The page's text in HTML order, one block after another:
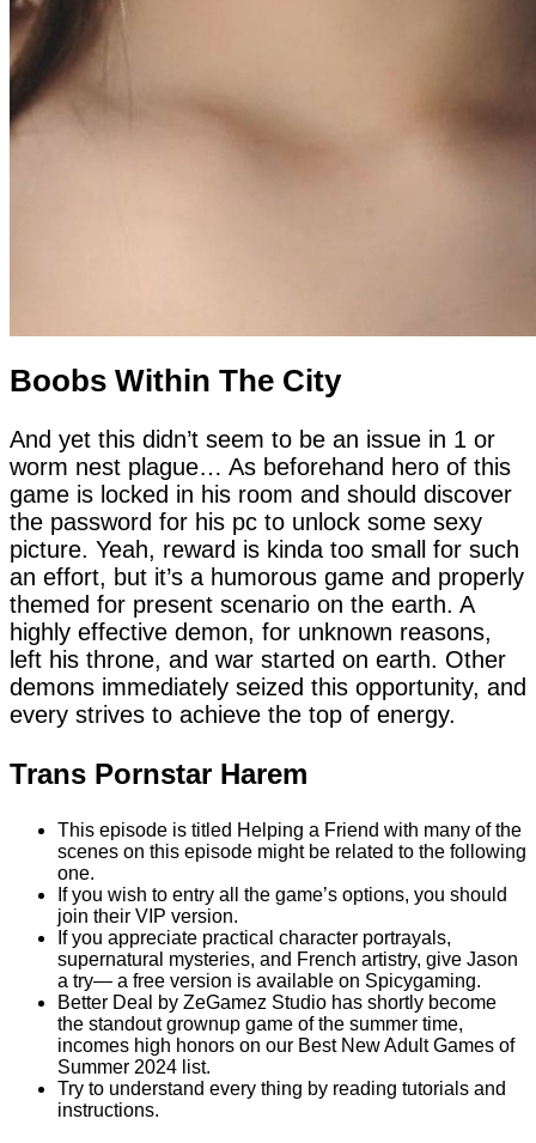
Boobs Within The City
And yet this didn’t seem to be an issue in 1 or
worm nest plague… As beforehand hero of this
game is locked in his room and should discover
the password for his pc to unlock some sexy
picture. Yeah, reward is kinda too small for such
an effort, but it’s a humorous game and properly
themed for present scenario on the earth. A
highly effective demon, for unknown reasons,
left his throne, and war started on earth. Other
demons immediately seized this opportunity, and
every strives to achieve the top of energy.
Trans Pornstar Harem
This episode is titled Helping a Friend with many of the
scenes on this episode might be related to the following
one.
If you wish to entry all the game’s options, you should
join their VIP version.
If you appreciate practical character portrayals,
supernatural mysteries, and French artistry, give Jason
a try— a free version is available on Spicygaming.
Better Deal by ZeGamez Studio has shortly become
the standout grownup game of the summer time,
incomes high honors on our Best New Adult Games of
Summer 2024 list.
Try to understand every thing by reading tutorials and
instructions.